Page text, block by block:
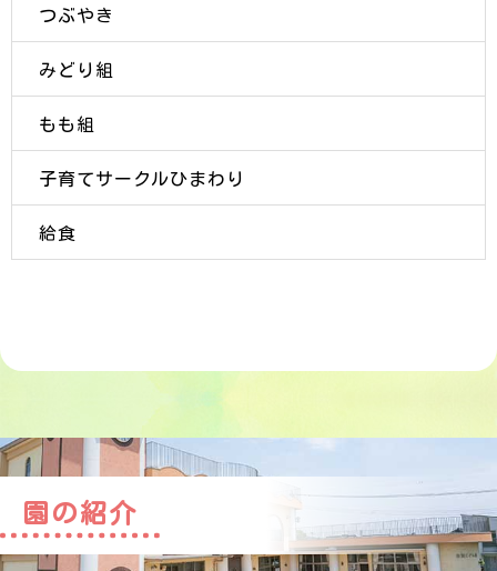
つぶやき
みどり組
もも組
子育てサークルひまわり
給食
園の紹介